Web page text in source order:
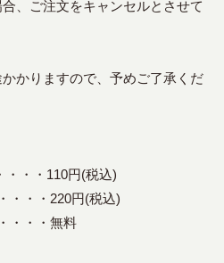
、ご注文をキャンセルとさせて
かりますので、予めご了承くだ
・・110円(税込)
・・・220円(税込)
・・・無料